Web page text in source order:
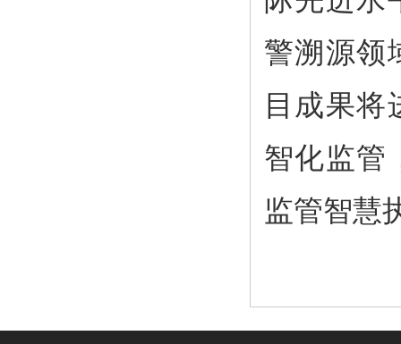
警溯源领
目成果将
智化监管
监管智慧